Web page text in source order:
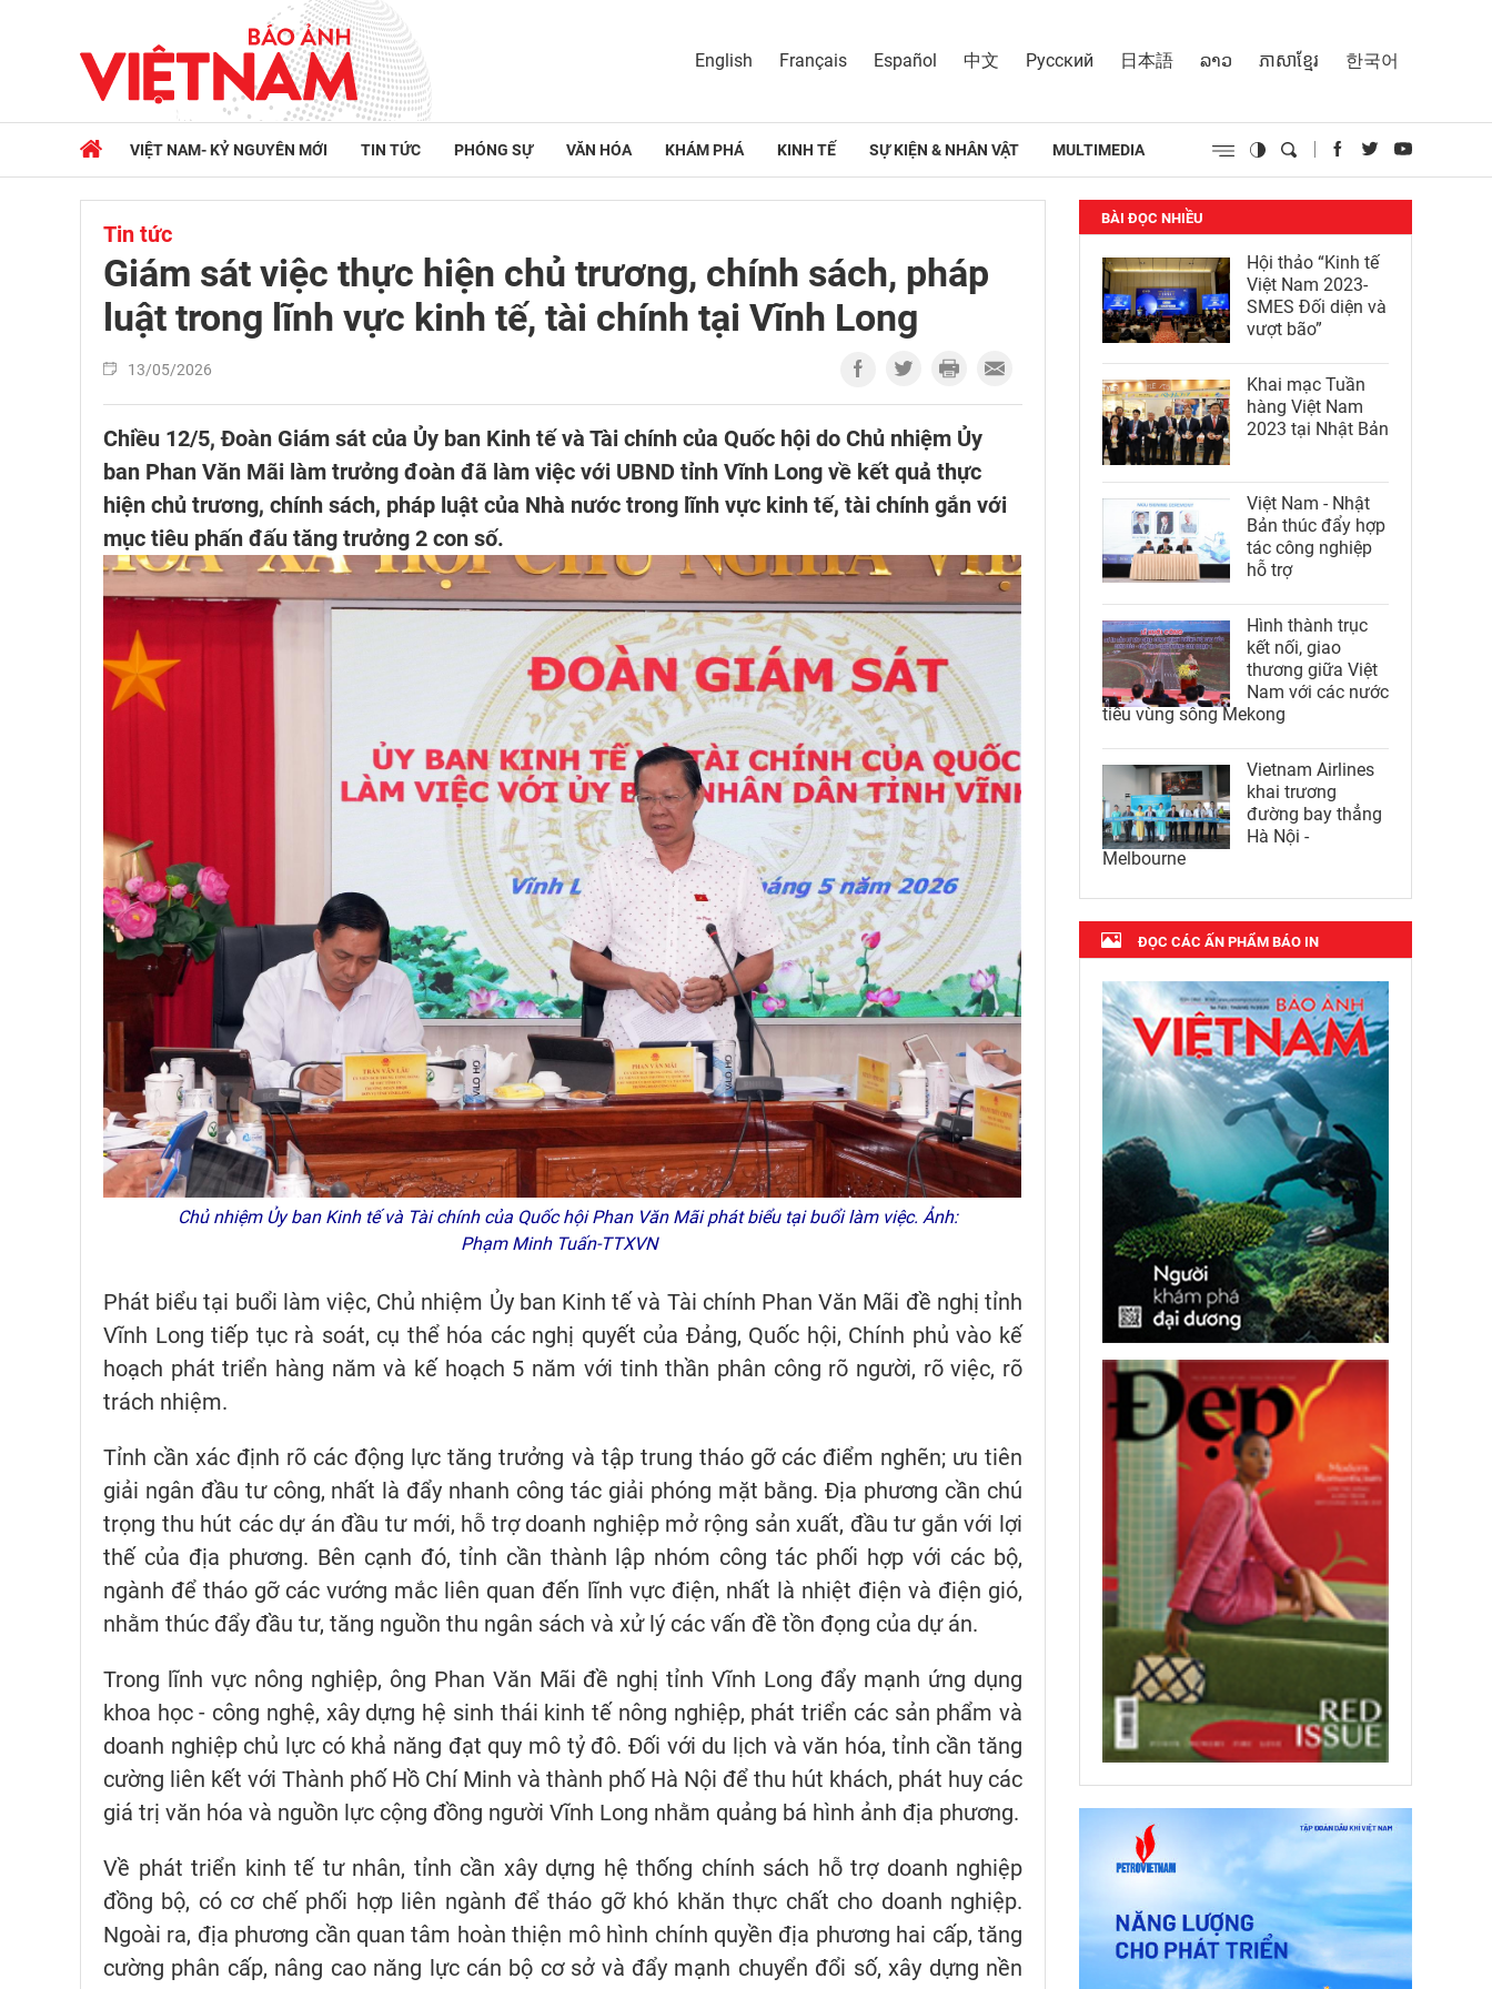
English Français Español 中文 Русский 日本語 ລາວ ភាសាខ្មែរ 한국어
VIỆT NAM- KỶ NGUYÊN MỚI TIN TỨC PHÓNG SỰ VĂN HÓA KHÁM PHÁ KINH TẾ SỰ KIỆN & NHÂN VẬT MULTIMEDIA
Tin tức
Giám sát việc thực hiện chủ trương, chính sách, pháp
luật trong lĩnh vực kinh tế, tài chính tại Vĩnh Long
13/05/2026
Chiều 12/5, Đoàn Giám sát của Ủy ban Kinh tế và Tài chính của Quốc hội do Chủ nhiệm Ủy
ban Phan Văn Mãi làm trưởng đoàn đã làm việc với UBND tỉnh Vĩnh Long về kết quả thực
hiện chủ trương, chính sách, pháp luật của Nhà nước trong lĩnh vực kinh tế, tài chính gắn với
mục tiêu phấn đấu tăng trưởng 2 con số.
Chủ nhiệm Ủy ban Kinh tế và Tài chính của Quốc hội Phan Văn Mãi phát biểu tại buổi làm việc. Ảnh:
Phạm Minh Tuấn-TTXVN
Phát biểu tại buổi làm việc, Chủ nhiệm Ủy ban Kinh tế và Tài chính Phan Văn Mãi đề nghị tỉnh
Vĩnh Long tiếp tục rà soát, cụ thể hóa các nghị quyết của Đảng, Quốc hội, Chính phủ vào kế
hoạch phát triển hàng năm và kế hoạch 5 năm với tinh thần phân công rõ người, rõ việc, rõ
trách nhiệm.
Tỉnh cần xác định rõ các động lực tăng trưởng và tập trung tháo gỡ các điểm nghẽn; ưu tiên
giải ngân đầu tư công, nhất là đẩy nhanh công tác giải phóng mặt bằng. Địa phương cần chú
trọng thu hút các dự án đầu tư mới, hỗ trợ doanh nghiệp mở rộng sản xuất, đầu tư gắn với lợi
thế của địa phương. Bên cạnh đó, tỉnh cần thành lập nhóm công tác phối hợp với các bộ,
ngành để tháo gỡ các vướng mắc liên quan đến lĩnh vực điện, nhất là nhiệt điện và điện gió,
nhằm thúc đẩy đầu tư, tăng nguồn thu ngân sách và xử lý các vấn đề tồn đọng của dự án.
Trong lĩnh vực nông nghiệp, ông Phan Văn Mãi đề nghị tỉnh Vĩnh Long đẩy mạnh ứng dụng
khoa học - công nghệ, xây dựng hệ sinh thái kinh tế nông nghiệp, phát triển các sản phẩm và
doanh nghiệp chủ lực có khả năng đạt quy mô tỷ đô. Đối với du lịch và văn hóa, tỉnh cần tăng
cường liên kết với Thành phố Hồ Chí Minh và thành phố Hà Nội để thu hút khách, phát huy các
giá trị văn hóa và nguồn lực cộng đồng người Vĩnh Long nhằm quảng bá hình ảnh địa phương.
Về phát triển kinh tế tư nhân, tỉnh cần xây dựng hệ thống chính sách hỗ trợ doanh nghiệp
đồng bộ, có cơ chế phối hợp liên ngành để tháo gỡ khó khăn thực chất cho doanh nghiệp.
Ngoài ra, địa phương cần quan tâm hoàn thiện mô hình chính quyền địa phương hai cấp, tăng
cường phân cấp, nâng cao năng lực cán bộ cơ sở và đẩy mạnh chuyển đổi số, xây dựng nền
BÀI ĐỌC NHIỀU
Hội thảo “Kinh tế
Việt Nam 2023-
SMES Đối diện và
vượt bão”
Khai mạc Tuần
hàng Việt Nam
2023 tại Nhật Bản
Việt Nam - Nhật
Bản thúc đẩy hợp
tác công nghiệp
hỗ trợ
Hình thành trục
kết nối, giao
thương giữa Việt
Nam với các nước
tiểu vùng sông Mekong
Vietnam Airlines
khai trương
đường bay thẳng
Hà Nội -
Melbourne
ĐỌC CÁC ẤN PHẨM BÁO IN